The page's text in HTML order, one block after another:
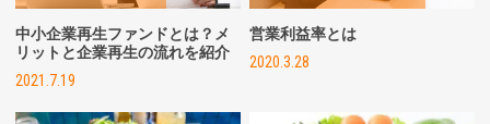
中小企業再生ファンドとは？メ
リットと企業再生の流れを紹介
2021.7.19
営業利益率とは
2020.3.28